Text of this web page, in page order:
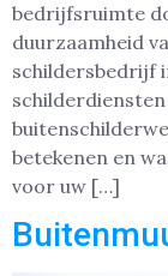
bedrijfsruimte
duurzaamheid
schildersbedrijf
betekenen en
voor uw […]